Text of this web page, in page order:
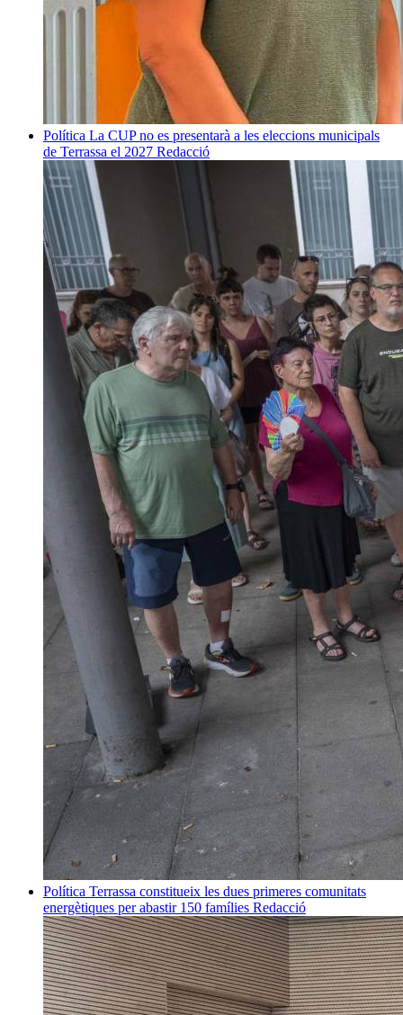
Política La CUP no es presentarà a les eleccions municipals
de Terrassa el 2027 Redacció
Política Terrassa constitueix les dues primeres comunitats
energètiques per abastir 150 famílies Redacció